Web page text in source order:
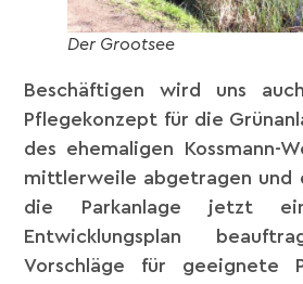
Der Grootsee
Beschäftigen wird uns
Pflegekonzept für die
des ehemaligen Kossmann-
mittlerweile abgetragen und
die Parkanlage jetzt
Entwicklungsplan
Vorschläge für geeignete